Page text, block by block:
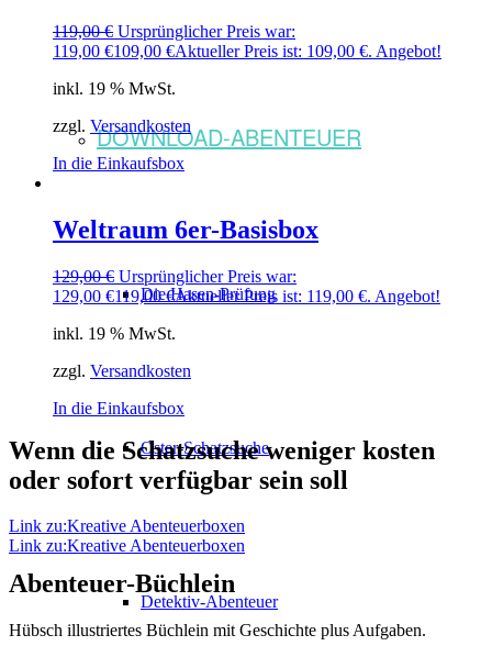
DOWNLOAD-ABENTEUER
Die Hasen-Prüfung
Oster-Schatzsuche
Detektiv-Abenteuer
119,00€ Ursprünglicher Preis war:
119,00 €109,00 €Aktueller Preis ist: 109,00 €. Angebot!
inkl. 19 % MwSt.
zzgl. Versandkosten
In die Einkaufsbox
Weltraum 6er-Basisbox
129,00€ Ursprünglicher Preis war:
129,00 €119,00€Aktueller Preis ist: 119,00 €. Angebot!
inkl. 19 % MwSt.
zzgl. Versandkosten
In die Einkaufsbox
Wenn die Schatzsuche weniger kosten
oder sofort verfügbar sein soll
Link zu:Kreative Abenteuerboxen
Link zu:Kreative Abenteuerboxen
Abenteuer-Büchlein
Hübsch illustriertes Büchlein mit Geschichte plus Aufgaben.